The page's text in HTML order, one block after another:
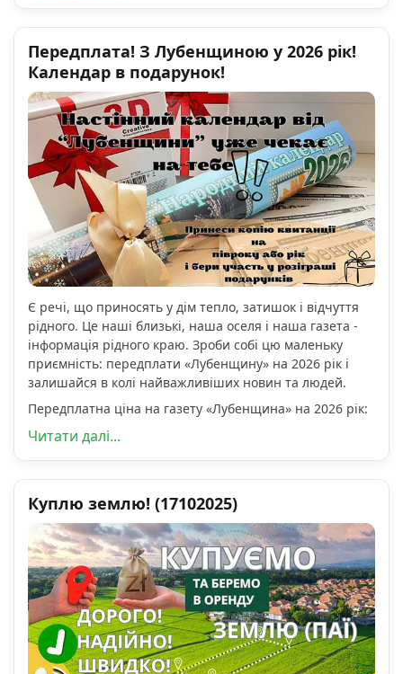
Передплата! З Лубенщиною у 2026 рік!
Календар в подарунок!
Є речі, що приносять у дім тепло, затишок і відчуття
рідного. Це наші близькі, наша оселя і наша газета -
інформація рідного краю. Зроби собі цю маленьку
приємність: передплати «Лубенщину» на 2026 рік і
залишайся в колі найважливіших новин та людей.
Передплатна ціна на газету «Лубенщина» на 2026 рік:
Читати далі...
Куплю землю! (17102025)